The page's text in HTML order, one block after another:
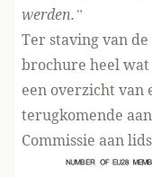
werden.”
Ter staving van
brochure heel wat
een overzicht van
terugkomende
Commissie aan